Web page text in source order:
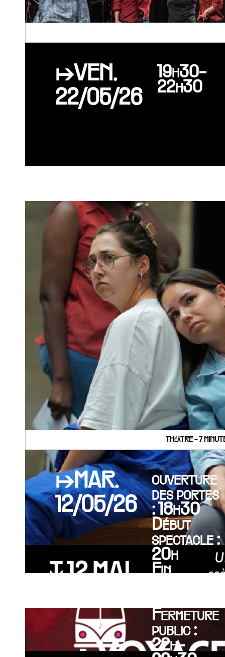
↦VEN.
22/05/26
19h30-
22h30
THéâTRE - 7
↦MAR.
12/05/26
ouverture
des portes
: 18h30
Début
spectacle :
20h
Fin
Fermeture
public :
22h-